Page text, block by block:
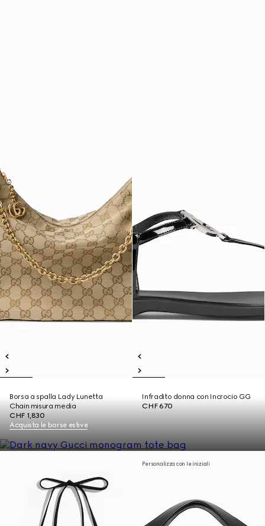
Borsa a spalla Lady Lunetta
Chain misura media
CHF 1,830
Infradito donna con Incrocio GG
CHF 670
Acquista le borse estive
Personalizza con le iniziali